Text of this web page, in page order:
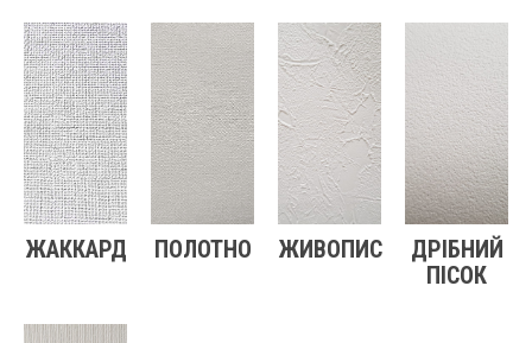
ЖАККАРД ПОЛОТНО ЖИВОПИС
ДРІБНИЙ
ПІСОК